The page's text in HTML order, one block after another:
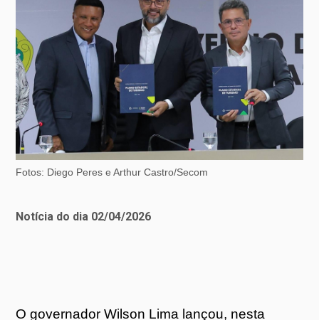
Fotos: Diego Peres e Arthur Castro/Secom
Notícia do dia 02/04/2026
O governador Wilson Lima lançou, nesta